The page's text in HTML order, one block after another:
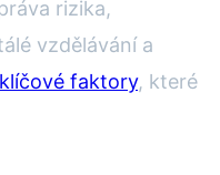
rizika,
vzdělávání a
klíčové faktory, které